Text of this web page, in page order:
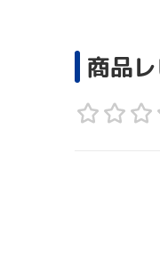
商品